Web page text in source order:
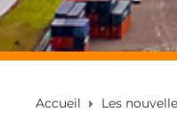
Accueil
Les